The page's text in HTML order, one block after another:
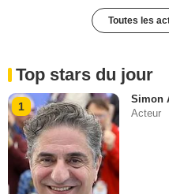
Toutes les
Top stars du jour
1
Simon
Acteur